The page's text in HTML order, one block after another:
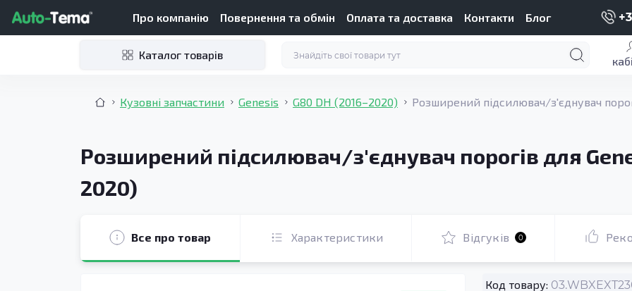
Про компанію Повернення та обмін Оплата та доставка Контакти Блог
Каталог товарів
Кузовні запчастини Genesis G80 DH (2016–2020) Розширений підсилювач/з'єднувач
Розширений підсилювач/з'єднувач порогів для
2020)
Все про товар Характеристики Відгуків 0
Код товару: